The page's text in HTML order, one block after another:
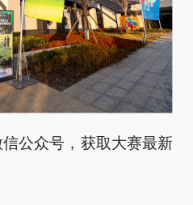
公众号，获取大赛最新